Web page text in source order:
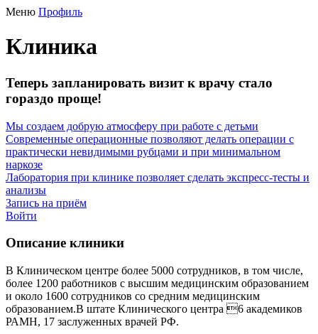
Меню Профиль
Клиника
Теперь запланировать визит к врачу стало
гораздо проще!
Мы создаем добрую атмосферу при работе с детьми
Современные операционные позволяют делать операции с
практически невидимыми рубцами и при минимальном
наркозе
Лаборатория при клинике позволяет сделать экспресс-тесты и
анализы
Запись на приём
Войти
Описание клиники
В Клиническом центре более 5000 сотрудников, в том числе,
более 1200 работников с высшим медицинским образованием
и около 1600 сотрудников со средним медицинским
образованием.В штате Клинического центра 6 академиков
РАМН, 17 заслуженных врачей РФ.